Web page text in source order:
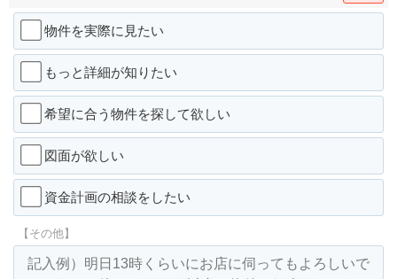
物件を実際に見たい
もっと詳細が知りたい
希望に合う物件を探して欲しい
図面が欲しい
資金計画の相談をしたい
【その他】